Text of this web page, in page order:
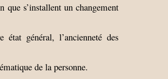
que s’installent un changement
général, l’ancienneté des
de la personne.